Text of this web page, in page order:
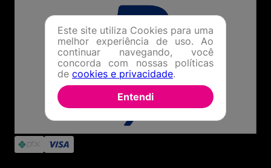
Este site utiliza Cookies para uma
melhor experiência de uso. Ao
continuar navegando, você
concorda com nossas políticas
de cookies e privacidade.
Entendi